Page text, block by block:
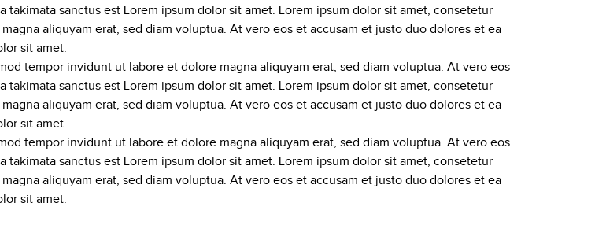
sanctus est Lorem ipsum dolor sit amet. Lorem ipsum dolor sit amet, consetetur
aliquyam erat, sed diam voluptua. At vero eos et accusam et justo duo dolores et ea
sit amet.
tempor invidunt ut labore et dolore magna aliquyam erat, sed diam voluptua. At vero eos
sanctus est Lorem ipsum dolor sit amet. Lorem ipsum dolor sit amet, consetetur
aliquyam erat, sed diam voluptua. At vero eos et accusam et justo duo dolores et ea
sit amet.
tempor invidunt ut labore et dolore magna aliquyam erat, sed diam voluptua. At vero eos
sanctus est Lorem ipsum dolor sit amet. Lorem ipsum dolor sit amet, consetetur
aliquyam erat, sed diam voluptua. At vero eos et accusam et justo duo dolores et ea
sit amet.